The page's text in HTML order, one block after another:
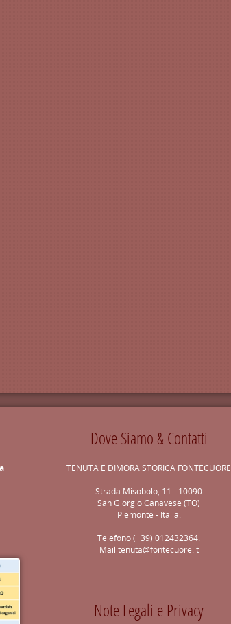
Dove Siamo & Contatti
TENUTA E DIMORA STORICA FONTECUORE
Strada Misobolo, 11 - 10090
San Giorgio Canavese (TO)
Piemonte - Italia.
Telefono (+39) 012432364.
Mail tenuta@fontecuore.it
Note Legali e Privacy